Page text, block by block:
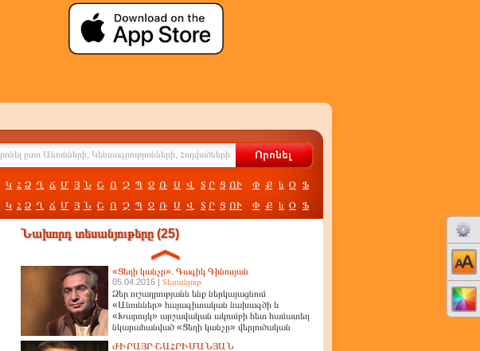
Կ Հ Ձ Ղ Ճ Մ Յ Ն Շ Ո Չ Պ Ջ Ռ Ս Վ Տ Ր Ց ՈՒ Փ Ք և Օ Ֆ
Կ Հ Ձ Ղ Ճ Մ Յ Ն Շ Ո Չ Պ Ջ Ռ Ս Վ Տ Ր Ց ՈՒ Փ Ք և Օ Ֆ
Նախորդ տեսանյութերը (25)
«Ցեղի կանչը». Գագիկ Գինոսյան
05.04.2016 | Տեսանյութ
Ձեր ուշադրությանն ենք ներկայացնում
«Անուններ» հայագիտական նախագծի և
«Խարույկ» արշավական ակումբի հետ համատեղ
նկարահանված «Ցեղի կանչը» վերլուծական
ԺԻՐԱՅՐ ՇԱՀՐԻՄԱՆՅԱՆ